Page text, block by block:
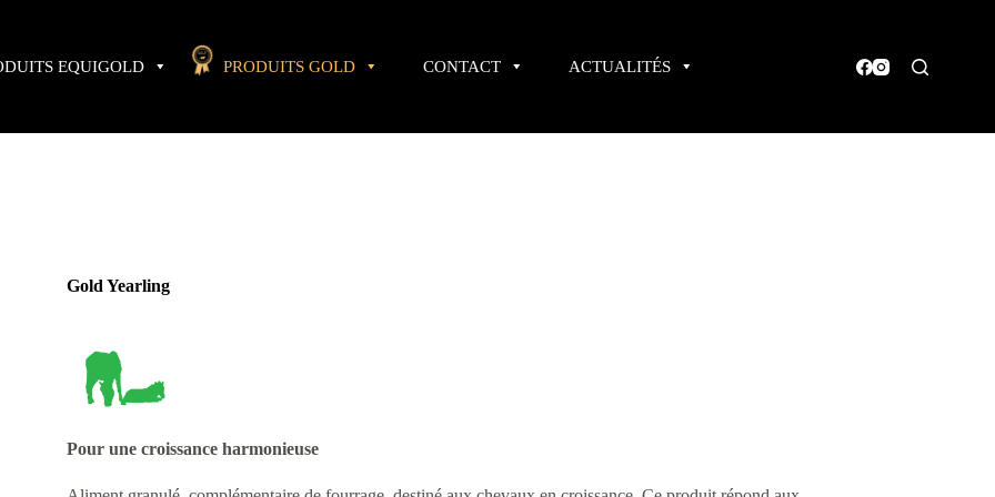
EQUIGOLD PRODUITS GOLD CONTACT ACTUALITÉS
Gold Yearling
Pour une croissance harmonieuse